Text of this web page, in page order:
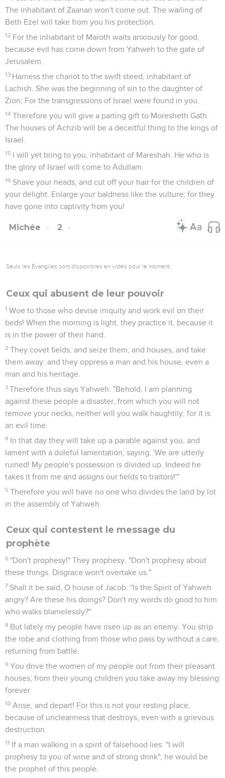
nouvel exode, comparable à celui de la sortie d’Egypte
(7.14-15). Cet exode pourtant sera plus miraculeux encore
que le premier. Car l’ennemi que la mer engloutira ne sera
plus l’armée égyptienne (Ex 14.27-28) mais le péché même
du peuple de Dieu (7.19). Son troupeau, l’Eternel le confiera
à un berger-roi qui, comme son représentant, le mènera
dans sa parabole du « Bon Berger » car ce texte est le seul
la porte de la bergerie (Jn 10.7,11).
Ce berger-roi sera de la lignée de David. Comme celui-ci,
en effet, il naîtra à Bethléhem (5.1), et lorsque Hérode
demandera aux théologiens de son temps où devait naître
le *Messie, c’est en citant cette prophétie qu’ils lui
répondront (Mt 2.4-6 ; voir Jn 7.41-42). En proclamant la
venue de ce roi, Michée s’appuie sur l’ancienne promesse,
faite par l’Eternel à David, de la permanence de sa lignée (2
S 7.13-14). Mais en mentionnant « celle qui doit enfanter »
miraculeux : la jeune fille deviendra enceinte et elle
Sous la conduite de ce roi, dont le règne s’étendra à toutes
les nations, les hommes vivront dans la paix (4.1-5). Mais
auparavant, le peuple de Dieu connatra des temps difficiles
: les douleurs de l’enfantement (4.9-14). Le salut à venir
n’atteindra pas l’ensemble du peuple mais uniquement un
faible reste qui aura été purifié (4.6-8 ; 7.18).
La Bible Du Semeur Copyright © 1992, 1999 by Biblica, Inc.® Used by
permission. All rights reserved worldwide.
Seuls les Évangiles sont disponibles en vidéo pour le moment.
1 The word of Yahweh that came to Micah the Morashtite in
the days of Jotham, Ahaz, and Hezekiah, kings of Judah,
Le Seigneur accuse son peuple
Hear, you peoples, all of you. Listen, O earth, and all that is
therein: and let the Lord Yahweh be witness against you, the
For, behold, Yahweh comes forth out of his place, and will
come down and tread on the high places of the earth.
The mountains melt under him, and the valleys split apart,
like wax before the fire, like waters that are poured down a
steep place.
"All this is for the disobedience of Jacob, and for the sins of
the house of Israel. What is the disobedience of Jacob? Isn't
it Samaria? And what are the high places of Judah? Aren't
Therefore I will make Samaria like a rubble heap of the
field, like places for planting vineyards; and I will pour down
All her idols will be beaten to pieces, and all her temple
gifts will be burned with fire, and all her images I will destroy;